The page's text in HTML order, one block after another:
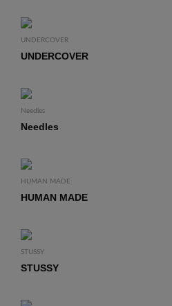
UNDERCOVER
UNDERCOVER
Needles
Needles
HUMAN MADE
HUMAN MADE
STUSSY
STUSSY